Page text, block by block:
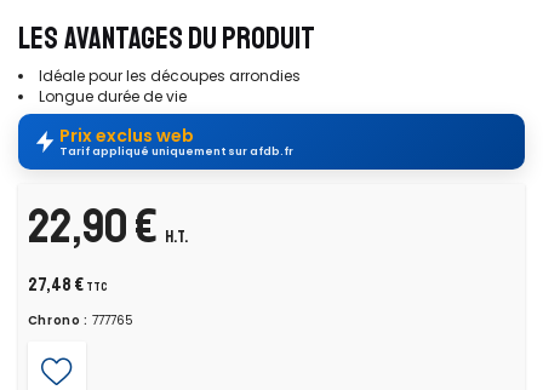
LES AVANTAGES DU PRODUIT
Idéale pour les découpes arrondies
Longue durée de vie
Prix exclus web
Tarif appliqué uniquement sur afdb.fr
22,90 € H.T.
27,48 € TTC
Chrono : 777765